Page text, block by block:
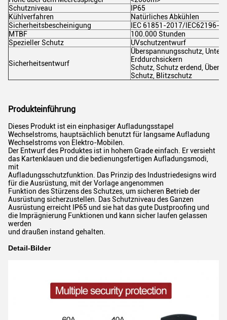
Schutzniveau
IP65
Kühlverfahren
Natürliches Abkühlen
Sicherheitsbescheinigung
IEC 61851-2017/IEC62196-
MTBF
100.000 Stunden
Spezieller Schutz
UVschutzentwurf
Sicherheitsentwurf
Überspannungsschutz,
Erddurchsickern
Schutz, Schutz erdend,
Schutz, Blitzschutz
Produkteinführung
Dieses Produkt ist ein einphasiger Aufladungsstapel
Wechselstroms, hauptsächlich benutzt für langsame Aufladung
Wechselstroms von Elektro-Mobilen.
Der Entwurf des Produktes ist in hohem Grade einfach. Er versieht
das Kartenklauen und die bedienungsfertigen Aufladungsmodi,
mit
Aufladungsschutzfunktion. Das Prinzip des Industriedesigns wird
für die Ausrüstung, mit der Vorlage angenommen
Funktion des Stürzens des Schutzes, um sicheren Betrieb der
Ausrüstung sicherzustellen. Das Schutzniveau des Ganzen
Ausrüstung erreicht IP65 und sie hat das gute Dustproofing und
die Imprägnierung Funktionen und kann sicher laufen gelassen
werden
und draußen instand gehalten.
Detail-Bilder